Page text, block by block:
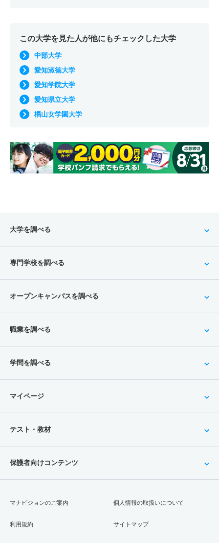
この大学を見た人が他にもチェックした大学
中部大学
愛知淑徳大学
愛知学院大学
愛知県立大学
椙山女学園大学
大学を調べる
専門学校を調べる
オープンキャンパスを調べる
職業を調べる
学問を調べる
マイページ
テスト・教材
保護者向けコンテンツ
マナビジョンのご案内
利用規約
個人情報の取扱いについて
サイトマップ